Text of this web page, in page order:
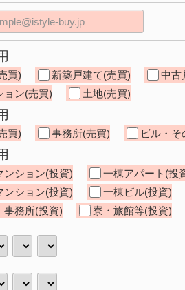
買) 新築戸建て(売買)
中古
ョン(売買)
土地(売買)
買) 事務所(売買) ビル・そ
ンション(投資)
一棟アパート(投
ンション(投資)
一棟ビル(投資)
事務所(投資)
寮・旅館等(投資)